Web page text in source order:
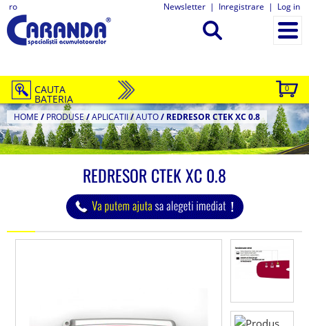
ro Newsletter | Inregistrare | Log in
0
CAUTA
BATERIA
HOME / PRODUSE/APLICATII/AUTO/ REDRESOR CTEK XC 0.8
REDRESOR CTEK XC 0.8